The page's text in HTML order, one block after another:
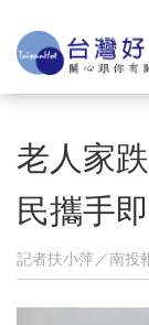
老人家
民攜手
記者扶小萍／南投